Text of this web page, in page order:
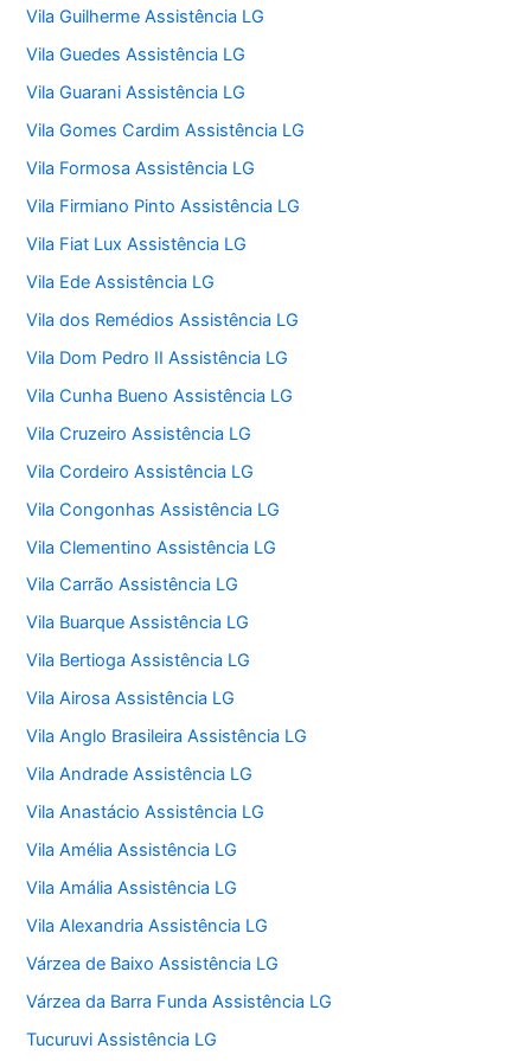
Vila Guilherme Assistência LG
Vila Guedes Assistência LG
Vila Guarani Assistência LG
Vila Gomes Cardim Assistência LG
Vila Formosa Assistência LG
Vila Firmiano Pinto Assistência LG
Vila Fiat Lux Assistência LG
Vila Ede Assistência LG
Vila dos Remédios Assistência LG
Vila Dom Pedro II Assistência LG
Vila Cunha Bueno Assistência LG
Vila Cruzeiro Assistência LG
Vila Cordeiro Assistência LG
Vila Congonhas Assistência LG
Vila Clementino Assistência LG
Vila Carrão Assistência LG
Vila Buarque Assistência LG
Vila Bertioga Assistência LG
Vila Airosa Assistência LG
Vila Anglo Brasileira Assistência LG
Vila Andrade Assistência LG
Vila Anastácio Assistência LG
Vila Amélia Assistência LG
Vila Amália Assistência LG
Vila Alexandria Assistência LG
Várzea de Baixo Assistência LG
Várzea da Barra Funda Assistência LG
Tucuruvi Assistência LG